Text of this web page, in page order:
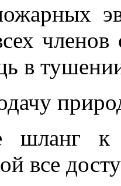
членов
в
шланг к
все